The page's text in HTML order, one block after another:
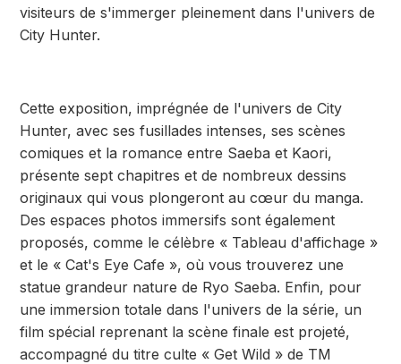
visiteurs de s'immerger pleinement dans l'univers de
City Hunter.
Cette exposition, imprégnée de l'univers de City
Hunter, avec ses fusillades intenses, ses scènes
comiques et la romance entre Saeba et Kaori,
présente sept chapitres et de nombreux dessins
originaux qui vous plongeront au cœur du manga.
Des espaces photos immersifs sont également
proposés, comme le célèbre « Tableau d'affichage »
et le « Cat's Eye Cafe », où vous trouverez une
statue grandeur nature de Ryo Saeba. Enfin, pour
une immersion totale dans l'univers de la série, un
film spécial reprenant la scène finale est projeté,
accompagné du titre culte « Get Wild » de TM